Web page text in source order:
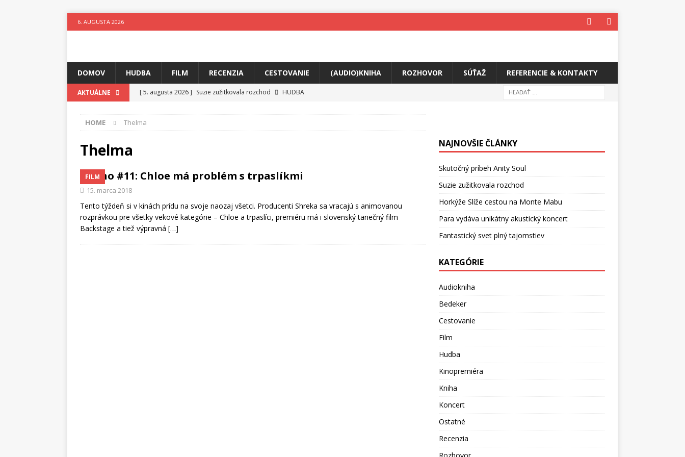
6. AUGUSTA 2026
DOMOV HUDBA FILM RECENZIA CESTOVANIE (AUDIO)KNIHA ROZHOVOR SÚŤAŽ REFERENCIE & KONTAKTY
AKTUÁLNE [ 5. augusta 2026 ] Suzie zužitkovala rozchod
HUDBA
[ 3. augusta 2026 ]
[ 1. augusta 2026 ]
Festival 4 živly prepojí generácie
FILM
HOME Thelma
Thelma
FILM
Kino #11: Chloe má problém s trpaslíkmi
15. marca 2018
Tento týždeň si v kinách prídu na svoje naozaj všetci. Producenti Shreka sa vracajú s animovanou
rozprávkou pre všetky vekové kategórie – Chloe a trpaslíci, premiéru má i slovenský tanečný film
Backstage a tiež výpravná […]
NAJNOVŠIE ČLÁNKY
Skutočný príbeh Anity Soul
Suzie zužitkovala rozchod
Horkýže Slíže cestou na Monte Mabu
Para vydáva unikátny akustický koncert
Fantastický svet plný tajomstiev
KATEGÓRIE
Audiokniha
Bedeker
Cestovanie
Film
Hudba
Kinopremiéra
Kniha
Koncert
Ostatné
Recenzia